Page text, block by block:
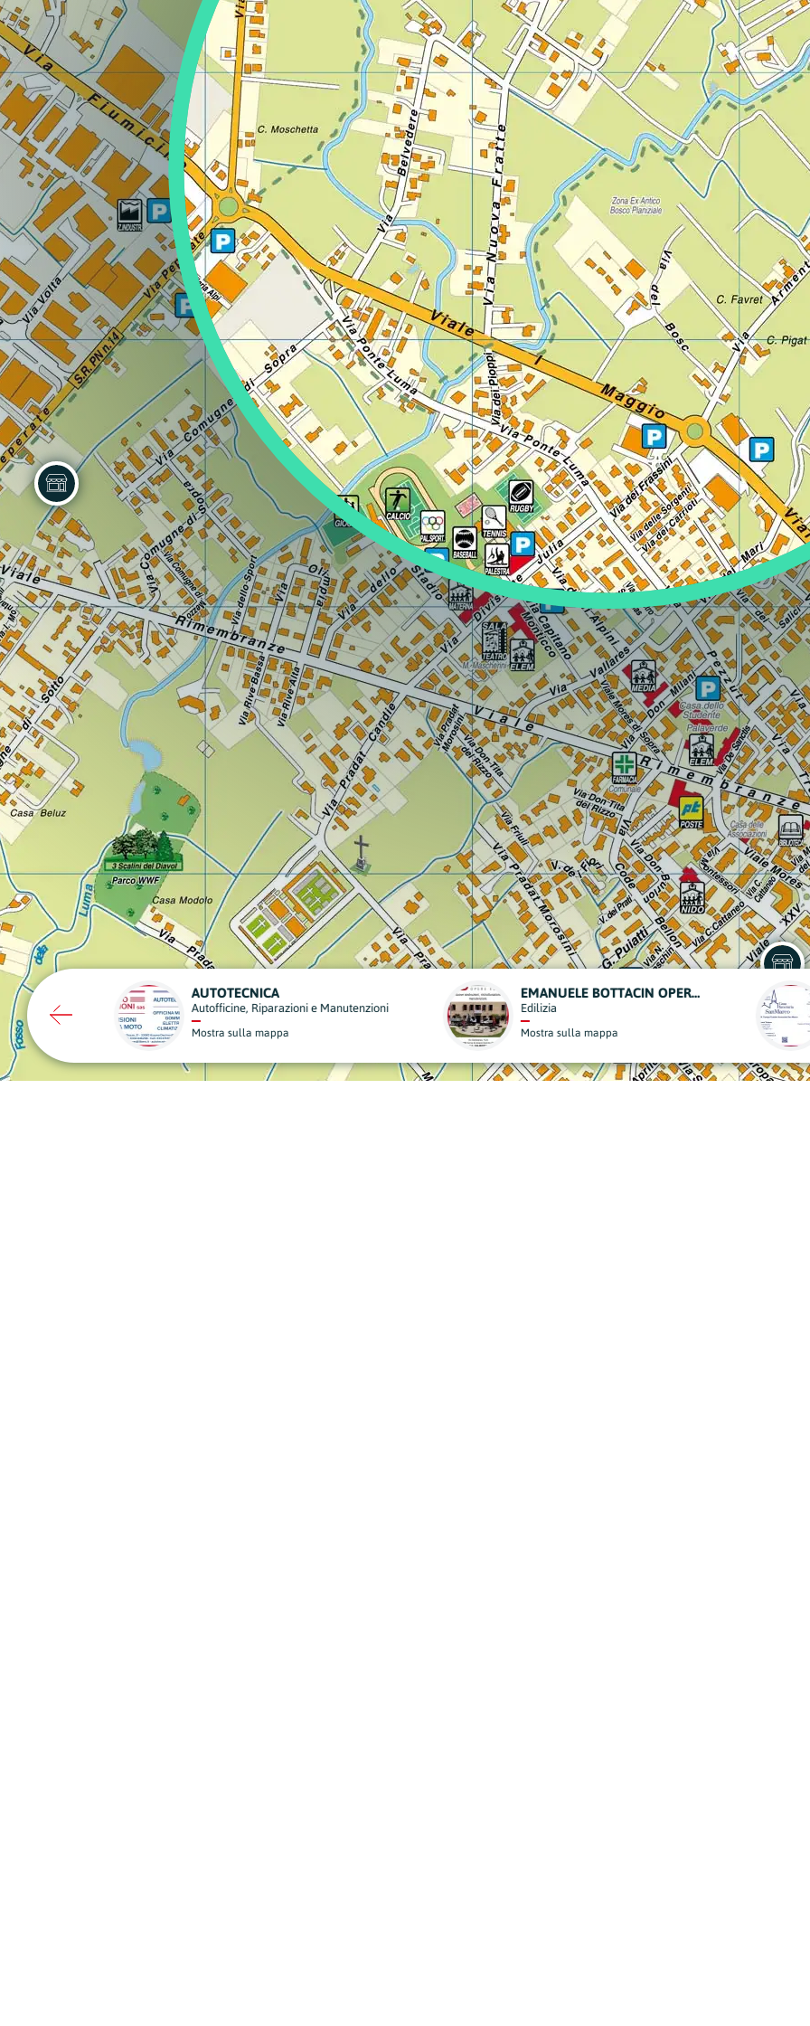
Regione
Sicilia
Regione
Toscana
Regione
Trentino-Alto Adige
Regione
Umbria
Regione
Valle d'Aosta
Regione
Veneto
Regione
Edilizia
Mostra sulla mappa
ONORANZE FUNEBRI - CASA FUNERARIA SAN MARCO
Onoranze Funebri
VATAMANU